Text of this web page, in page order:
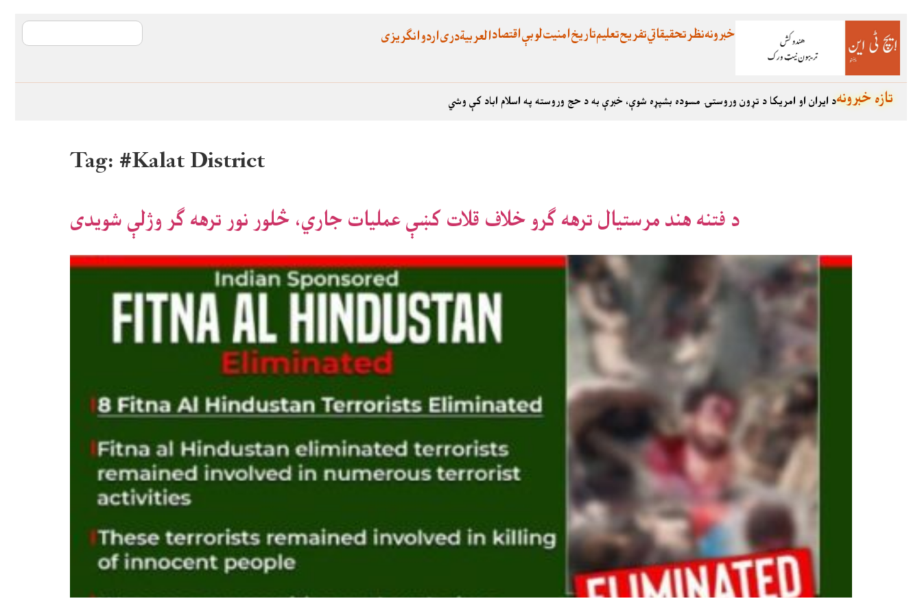
اقتصادلوبېامنیتتاریختعلیمتفریحتحقیقاتينظرخبرونه انگریزیاردودریالعربية
د ایران او امریکا د تړون وروستۍ مسوده بشپړه شوې، خبرې به د حج وروسته په اسلام اباد کې وشيتازه خبرونه
Tag:#Kalat District
د فتنه هند مرستيال ترهه ګرو خلاف قلات کښې عمليات جاري، څلور نور ترهه ګر وژلې شويدی